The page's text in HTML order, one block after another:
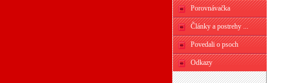
Porovnávačka
Články a postrehy ...
Povedali o psoch
Odkazy